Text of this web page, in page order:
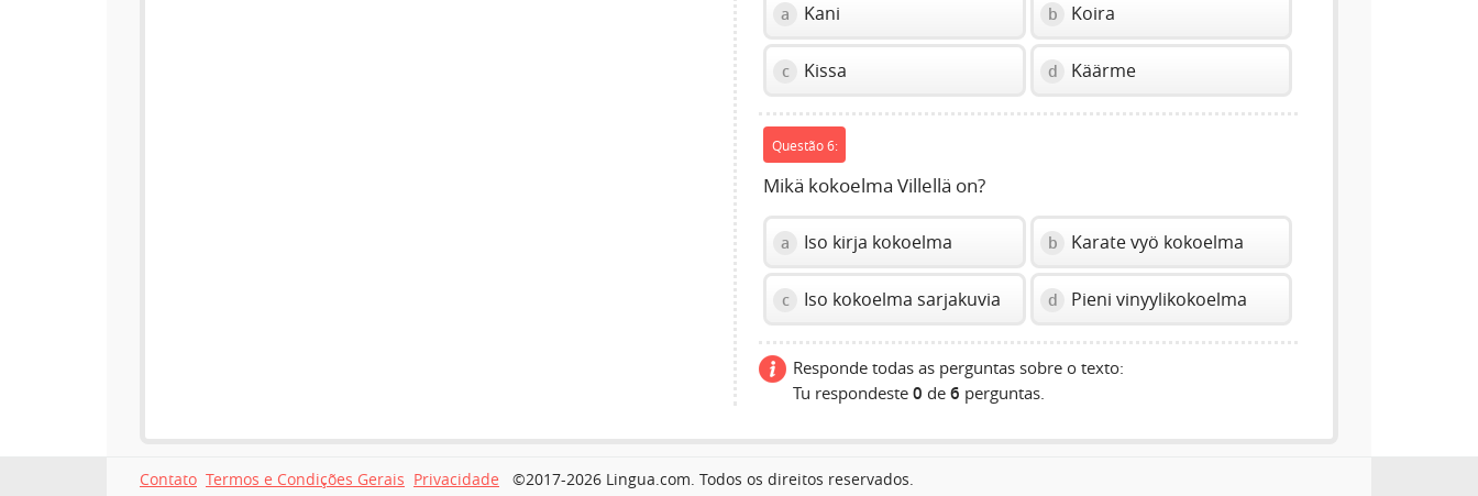
a Kani b Koira
c Kissa d Käärme
Questão 6:
Mikä kokoelma Villellä on?
a Iso kirja kokoelma b Karate vyö kokoelma
c Iso kokoelma sarjakuvia d Pieni vinyylikokoelma
Responde todas as perguntas sobre o texto:
Tu respondeste0 de6 perguntas.
Contato Termos e Condições Gerais Privacidade ©2017-2026 Lingua.com. Todos os direitos reservados.